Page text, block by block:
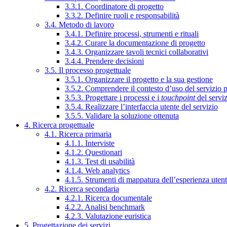
3.3.1. Coordinatore di progetto
3.3.2. Definire ruoli e responsabilità
3.4. Metodo di lavoro
3.4.1. Definire processi, strumenti e rituali
3.4.2. Curare la documentazione di progetto
3.4.3. Organizzare tavoli tecnici collaborativi
3.4.4. Prendere decisioni
3.5. Il processo progettuale
3.5.1. Organizzare il progetto e la sua gestione
3.5.2. Comprendere il contesto d’uso del servizio
3.5.3. Progettare i processi e i touchpointdel
3.5.4. Realizzare l’interfaccia utente del servizio
3.5.5. Validare la soluzione ottenuta
4. Ricerca progettuale
4.1. Ricerca primaria
4.1.1. Interviste
4.1.2. Questionari
4.1.3. Test di usabilità
4.1.4. Web analytics
4.1.5. Strumenti di mappatura dell’esperienza
4.2. Ricerca secondaria
4.2.1. Ricerca documentale
4.2.2. Analisi benchmark
4.2.3. Valutazione euristica
5. Progettazione dei servizi